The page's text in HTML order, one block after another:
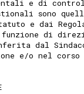
e di
sono
e dai
di
dal
e/o nel corso